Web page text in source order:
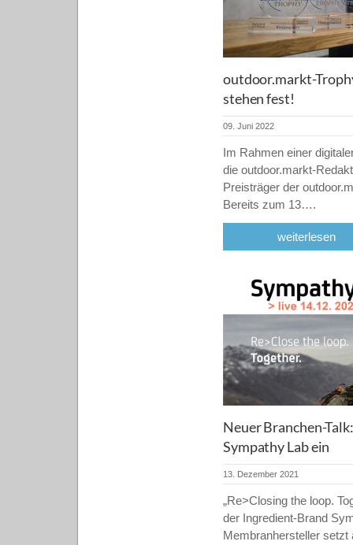
outdoor.markt-
stehen fest!
09. Juni 2022
Im Rahmen einer
die outdoor.markt-
Preisträger der
Bereits zum 13….
weiterlesen
Neuer Branchen-
Sympathy Lab ein
13. Dezember 2021
„Re>Closing the loop.
der Ingredient-Brand
Membranhersteller setzt